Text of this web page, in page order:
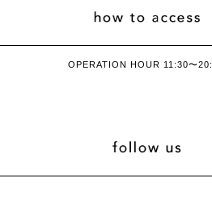
OPERATION HOUR 11:30〜